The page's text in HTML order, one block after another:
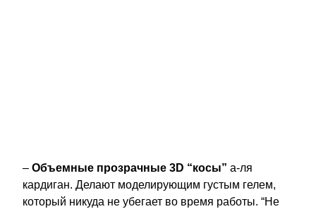
– Объемные прозрачные 3D “косы” а-ля
кардиган. Делают моделирующим густым гелем,
который никуда не убегает во время работы. “Не